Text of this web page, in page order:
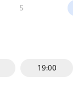
5
19:00